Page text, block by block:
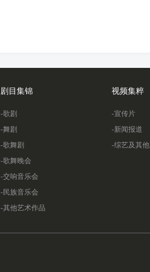
剧目集锦
-歌剧
-舞剧
-歌舞剧
-歌舞晚会
-交响音乐会
-民族音乐会
-其他艺术作品
视频集粹
-宣传片
-新闻报道
-综艺及其他